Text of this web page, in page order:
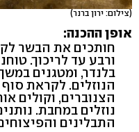
(צילום: ירון ברנר)
אופן ההכנה:
חותכים את הבשר
ורבע עד לריכוך.
הנוזלים. לקראת
הצנוברים, וקולים
נוזלים במחבת.
התבלינים